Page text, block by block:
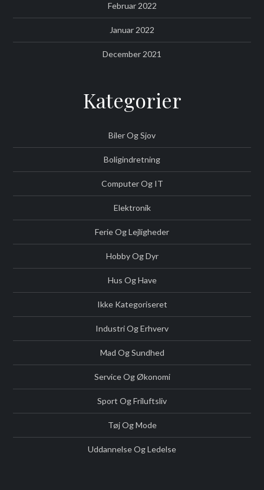
Februar 2022
Januar 2022
December 2021
Kategorier
Biler Og Sjov
Boligindretning
Computer Og IT
Elektronik
Ferie Og Lejligheder
Hobby Og Dyr
Hus Og Have
Ikke Kategoriseret
Industri Og Erhverv
Mad Og Sundhed
Service Og Økonomi
Sport Og Friluftsliv
Tøj Og Mode
Uddannelse Og Ledelse